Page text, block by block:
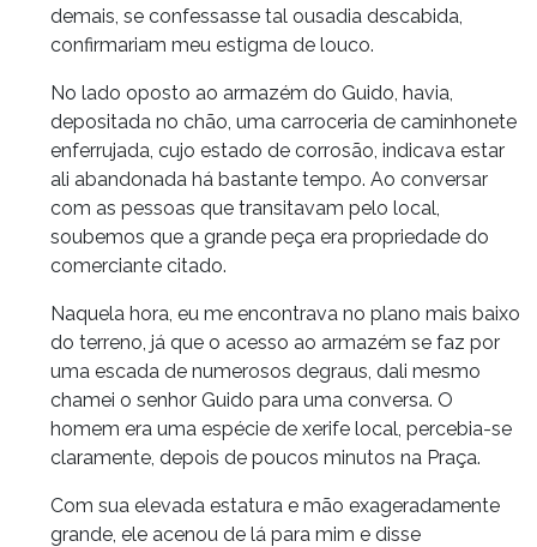
demais, se confessasse tal ousadia descabida,
confirmariam meu estigma de louco.
No lado oposto ao armazém do Guido, havia,
depositada no chão, uma carroceria de caminhonete
enferrujada, cujo estado de corrosão, indicava estar
ali abandonada há bastante tempo. Ao conversar
com as pessoas que transitavam pelo local,
soubemos que a grande peça era propriedade do
comerciante citado.
Naquela hora, eu me encontrava no plano mais baixo
do terreno, já que o acesso ao armazém se faz por
uma escada de numerosos degraus, dali mesmo
chamei o senhor Guido para uma conversa. O
homem era uma espécie de xerife local, percebia-se
claramente, depois de poucos minutos na Praça.
Com sua elevada estatura e mão exageradamente
grande, ele acenou de lá para mim e disse